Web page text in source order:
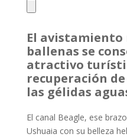
El avistamiento
ballenas se
atractivo
recuperación
las gélidas
El canal Beagle, ese
Ushuaia con su belleza